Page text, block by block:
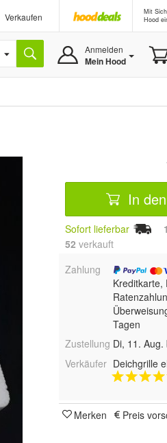
Verkaufen
Mit
Hood
Anmelden
Mein Hood
In
Sofort lieferbar
52 verkauft
Zahlung
Kreditkarte,
Tagen
Zustellung Di, 11.
Verkäufer Deichgrille
Merken Preis